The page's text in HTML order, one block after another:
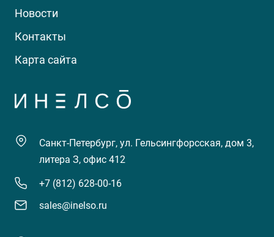
Новости
Контакты
Карта сайта
Санкт-Петербург, ул. Гельсингфорсская, дом 3,
литера З, офис 412
+7 (812) 628-00-16
sales@inelso.ru